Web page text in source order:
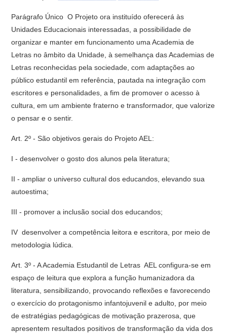
Parágrafo Único  O Projeto ora instituído oferecerá às
Unidades Educacionais interessadas, a possibilidade de
organizar e manter em funcionamento uma Academia de
Letras no âmbito da Unidade, à semelhança das Academias de
Letras reconhecidas pela sociedade, com adaptações ao
público estudantil em referência, pautada na integração com
escritores e personalidades, a fim de promover o acesso à
cultura, em um ambiente fraterno e transformador, que valorize
o pensar e o sentir.
Art. 2º - São objetivos gerais do Projeto AEL:
I - desenvolver o gosto dos alunos pela literatura;
II - ampliar o universo cultural dos educandos, elevando sua
autoestima;
III - promover a inclusão social dos educandos;
IV  desenvolver a competência leitora e escritora, por meio de
metodologia lúdica.
Art. 3º - A Academia Estudantil de Letras  AEL configura-se em
espaço de leitura que explora a função humanizadora da
literatura, sensibilizando, provocando reflexões e favorecendo
o exercício do protagonismo infantojuvenil e adulto, por meio
de estratégias pedagógicas de motivação prazerosa, que
apresentem resultados positivos de transformação da vida dos